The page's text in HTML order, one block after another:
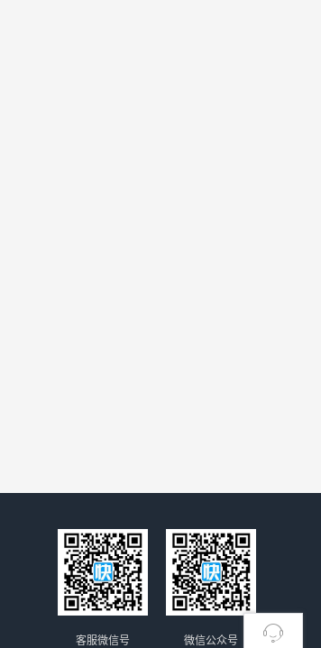
微信公众号
客服微信号